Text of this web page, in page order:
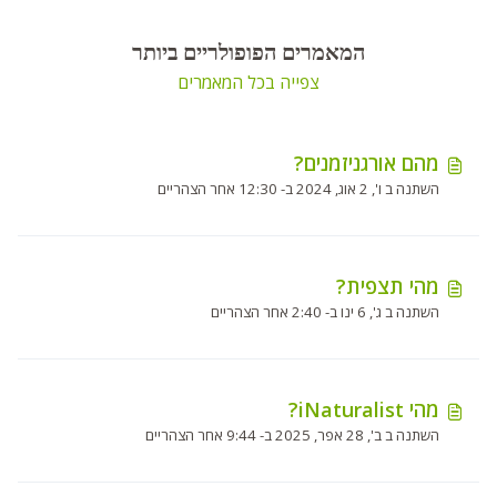
המאמרים הפופולריים ביותר
צפייה בכל המאמרים
מהם אורגניזמנים?
השתנה ב ו', 2 אוג, 2024 ב- 12:30 אחר הצהריים
מהי תצפית?
השתנה ב ג', 6 ינו ב- 2:40 אחר הצהריים
מהי iNaturalist?
השתנה ב ב', 28 אפר, 2025 ב- 9:44 אחר הצהריים